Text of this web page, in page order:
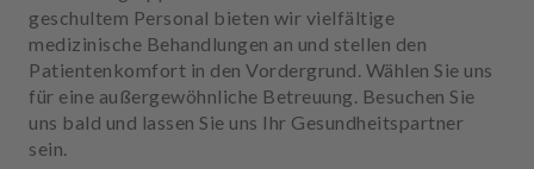
geschultem Personal bieten wir vielfältige
medizinische Behandlungen an und stellen den
Patientenkomfort in den Vordergrund. Wählen Sie uns
für eine außergewöhnliche Betreuung. Besuchen Sie
uns bald und lassen Sie uns Ihr Gesundheitspartner
sein.